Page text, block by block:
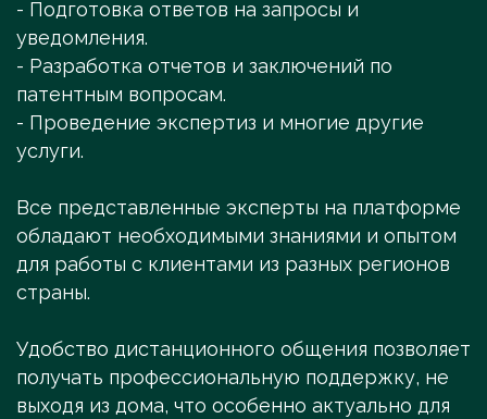
- Подготовка ответов на запросы и
уведомления.
- Разработка отчетов и заключений по
патентным вопросам.
- Проведение экспертиз и многие другие
услуги.
Все представленные эксперты на платформе
обладают необходимыми знаниями и опытом
для работы с клиентами из разных регионов
страны.
Удобство дистанционного общения позволяет
получать профессиональную поддержку, не
выходя из дома, что особенно актуально для